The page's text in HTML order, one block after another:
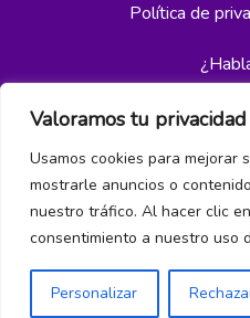
Valoramos tu privacidad
Usamos cookies para mejorar
mostrarle anuncios o
nuestro tráfico. Al hacer clic
consentimiento a nuestro uso
Personalizar
Política de